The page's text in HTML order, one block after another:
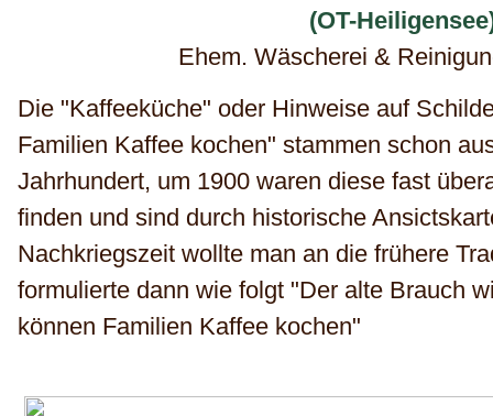
(OT-
Ehem. Wäscherei &
Die "Kaffeeküche" oder Hinweise auf
Familien Kaffee kochen" stammen schon
Jahrhundert, um 1900 waren diese fast
finden und sind durch historische
Nachkriegszeit wollte man an die frühere
formulierte dann wie folgt "Der alte Brauch
können Familien Kaffee kochen"